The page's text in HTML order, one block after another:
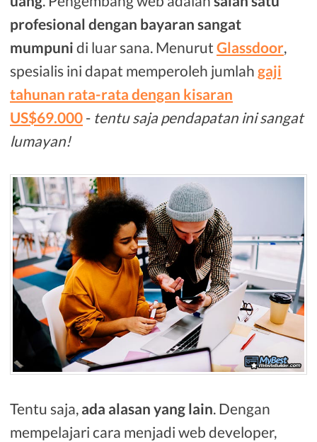
profesional dengan bayaran sangat
mumpuni di luar sana. Menurut Glassdoor,
spesialis ini dapat memperoleh jumlah gaji
tahunan rata-rata dengan kisaran
US$69.000 - tentu saja pendapatan ini sangat
lumayan!
Tentu saja, ada alasan yang lain. Dengan
mempelajari cara menjadi web developer,